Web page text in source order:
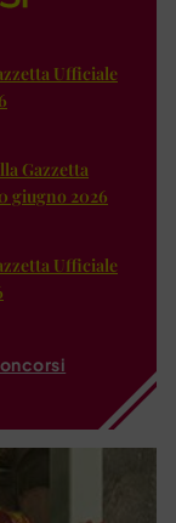
Ufficiale
Gazzetta
giugno 2026
Ufficiale